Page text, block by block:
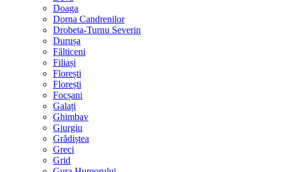
Doaga
Dorna Candrenilor
Drobeta-Turnu Severin
Durușa
Fălticeni
Filiași
Florești
Florești
Focșani
Galați
Ghimbav
Giurgiu
Grădiștea
Greci
Grid